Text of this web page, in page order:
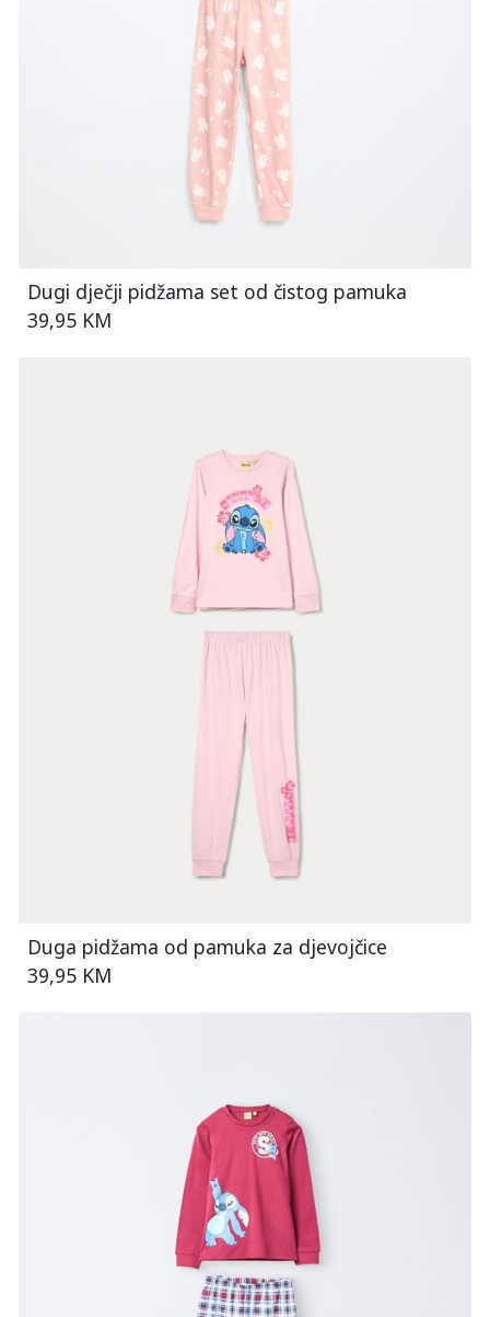
Dugi dječji pidžama set od čistog pamuka
39,95 KM
Duga pidžama od pamuka za djevojčice
39,95 KM